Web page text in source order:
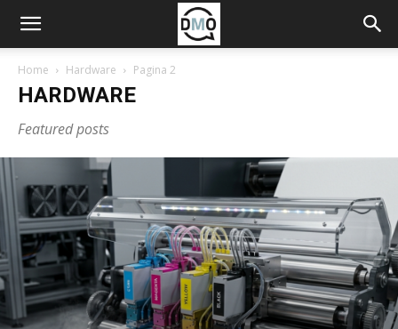
Home Hardware Pagina 2
HARDWARE
Featured posts